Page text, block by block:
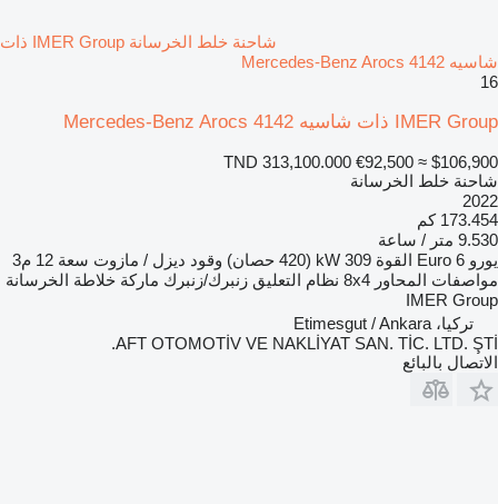
شاحنة خلط الخرسانة IMER Group ذات
شاسيه Mercedes-Benz Arocs 4142
16
IMER Group ذات شاسيه Mercedes-Benz Arocs 4142
TND 313,100.000 €92,500 ≈ $106,900
شاحنة خلط الخرسانة
2022
173.454 كم
9.530 متر / ساعة
يورو Euro 6 القوة 309 kW (420 حصان) وقود ديزل / مازوت سعة 12 م3
مواصفات المحاور 8x4 نظام التعليق زنبرك/زنبرك ماركة خلاطة الخرسانة
IMER Group
تركيا، Etimesgut / Ankara
AFT OTOMOTİV VE NAKLİYAT SAN. TİC. LTD. ŞTİ.
الاتصال بالبائع